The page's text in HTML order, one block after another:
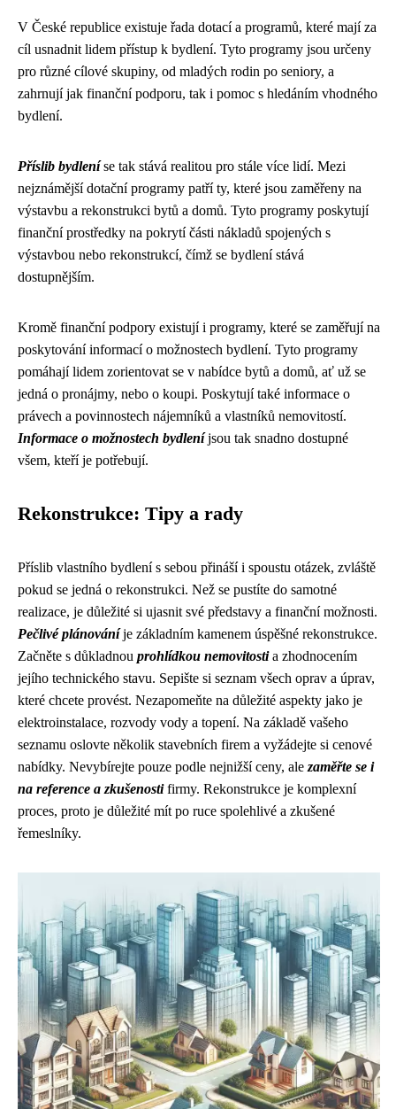
V České republice existuje řada dotací a programů, které mají za
cíl usnadnit lidem přístup k bydlení. Tyto programy jsou určeny
pro různé cílové skupiny, od mladých rodin po seniory, a
zahrnují jak finanční podporu, tak i pomoc s hledáním vhodného
bydlení.
Příslib bydleníse tak stává realitou pro stále více lidí. Mezi
nejznámější dotační programy patří ty, které jsou zaměřeny na
výstavbu a rekonstrukci bytů a domů. Tyto programy poskytují
finanční prostředky na pokrytí části nákladů spojených s
výstavbou nebo rekonstrukcí, čímž se bydlení stává
dostupnějším.
Kromě finanční podpory existují i programy, které se zaměřují na
poskytování informací o možnostech bydlení. Tyto programy
pomáhají lidem zorientovat se v nabídce bytů a domů, ať už se
jedná o pronájmy, nebo o koupi. Poskytují také informace o
právech a povinnostech nájemníků a vlastníků nemovitostí.
Informace o možnostech bydleníjsou tak snadno dostupné
všem, kteří je potřebují.
Rekonstrukce: Tipy a rady
Příslib vlastního bydlení s sebou přináší i spoustu otázek, zvláště
pokud se jedná o rekonstrukci. Než se pustíte do samotné
realizace, je důležité si ujasnit své představy a finanční možnosti.
Pečlivé plánováníje základním kamenem úspěšné rekonstrukce.
Začněte s důkladnou prohlídkou nemovitostia zhodnocením
jejího technického stavu. Sepište si seznam všech oprav a úprav,
které chcete provést. Nezapomeňte na důležité aspekty jako je
elektroinstalace, rozvody vody a topení. Na základě vašeho
seznamu oslovte několik stavebních firem a vyžádejte si cenové
nabídky. Nevybírejte pouze podle nejnižší ceny, ale zaměřte se i
na reference a zkušenostifirmy. Rekonstrukce je komplexní
proces, proto je důležité mít po ruce spolehlivé a zkušené
řemeslníky.